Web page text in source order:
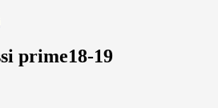
prime18-19